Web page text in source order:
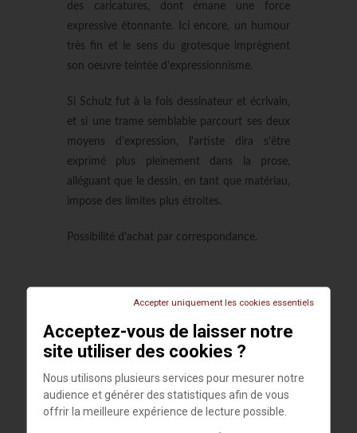
des caricatures, dont émane une force
expressive étonnante. Ici encore, un humour
très fin et le sens du grotesque imprègnent
son oeuvre teintée d'expressionnisme.
Si Schulz fut à la fois dessinateur et écrivain,
et si une trame semblable parcourt ses deux
moyens d'expression, l'artiste dira s'être
exprimé plus pleinement dans la prose,
alléguant que le dessin, en tant que matériau,
impose des limites plus étroites.
Possibilité d'achat par correspondance.
CENTRE D'ART
Accepter uniquement les cookies essentiels
Acceptez-vous de laisser notre
site utiliser des cookies ?
Nous utilisons plusieurs services pour mesurer notre
audience et générer des statistiques afin de vous
offrir la meilleure expérience de lecture possible.